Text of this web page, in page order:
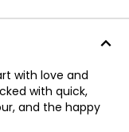
with love and
with quick,
and the happy